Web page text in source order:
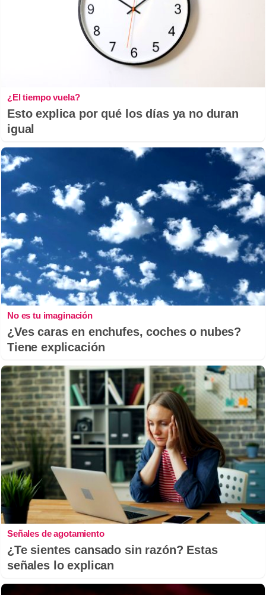
¿El tiempo vuela?
Esto explica por qué los días ya no duran
igual
No es tu imaginación
¿Ves caras en enchufes, coches o nubes?
Tiene explicación
Señales de agotamiento
¿Te sientes cansado sin razón? Estas
señales lo explican